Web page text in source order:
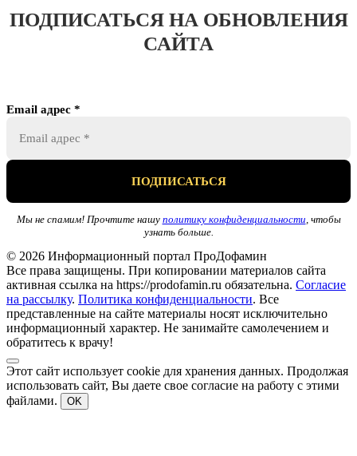
ПОДПИСАТЬСЯ НА ОБНОВЛЕНИЯ
САЙТА
Email адрес *
Мы не спамим! Прочтите нашу политику конфиденциальности , чтобы
узнать больше.
© 2026 Информационный портал ПроДофамин
Все права защищены. При копировании материалов сайта
активная ссылка на https://prodofamin.ru обязательна. Согласие
на рассылку. Политика конфиденциальности. Все
представленные на сайте материалы носят исключительно
информационный характер. Не занимайте самолечением и
обратитесь к врачу!
Этот сайт использует cookie для хранения данных. Продолжая
использовать сайт, Вы даете свое согласие на работу с этими
файлами.
OK